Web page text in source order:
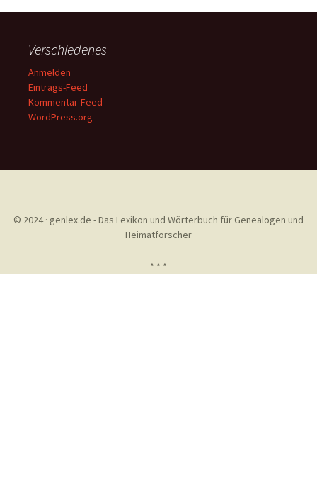
Verschiedenes
Anmelden
Eintrags-Feed
Kommentar-Feed
WordPress.org
© 2024 · genlex.de - Das Lexikon und Wörterbuch für Genealogen und
Heimatforscher
* * *